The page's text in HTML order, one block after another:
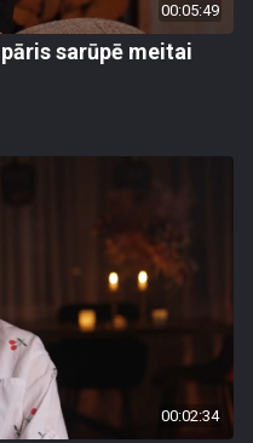
00:05:49
sarūpē meitai
00:02:34